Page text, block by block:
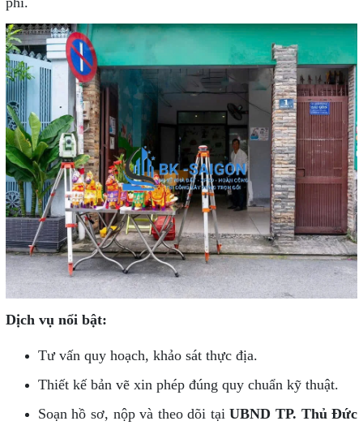
Dịch vụ nổi bật:
Tư vấn quy hoạch, khảo sát thực địa.
Thiết kế bản vẽ xin phép đúng quy chuẩn kỹ thuật.
Soạn hồ sơ, nộp và theo dõi tạiUBND TP. Thủ Đức